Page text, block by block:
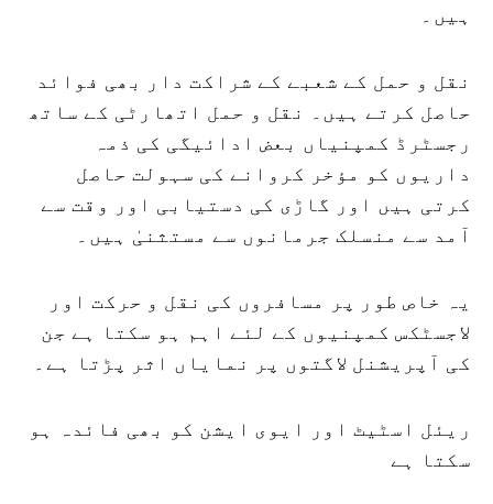
ہیں۔
نقل و حمل کے شعبے کے شراکت دار بھی فوائد
حاصل کرتے ہیں۔ نقل و حمل اتھارٹی کے ساتھ
رجسٹرڈ کمپنیاں بعض ادائیگی کی ذمہ
داریوں کو مؤخر کروانے کی سہولت حاصل
کرتی ہیں اور گاڑی کی دستیابی اور وقت سے
آمد سے منسلک جرمانوں سے مستثنیٰ ہیں۔
یہ خاص طور پر مسافروں کی نقل و حرکت اور
لاجسٹکس کمپنیوں کے لئے اہم ہو سکتا ہے جن
کی آپریشنل لاگتوں پر نمایاں اثر پڑتا ہے۔
ریئل اسٹیٹ اور ایوی ایشن کو بھی فائدہ ہو
سکتا ہے